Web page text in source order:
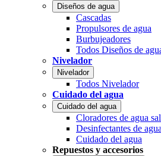
Diseños de agua
Cascadas
Propulsores de agua
Burbujeadores
Todos Diseños de
Nivelador
Nivelador
Todos Nivelador
Cuidado del agua
Cuidado del agua
Cloradores de agua
Desinfectantes de
Cuidado del agua
Repuestos y accesorios